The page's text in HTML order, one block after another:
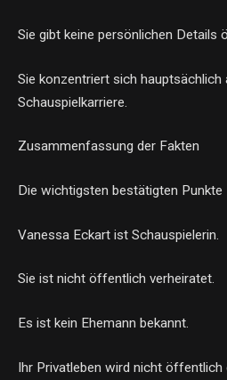
Sie gibt keine persönlichen Details
Sie konzentriert sich hauptsächlich
Schauspielkarriere.
Zusammenfassung der Fakten
Die wichtigsten bestätigten Punkte
Vanessa Eckart ist Schauspielerin.
Sie ist nicht öffentlich verheiratet.
Es ist kein Ehemann bekannt.
Ihr Privatleben wird nicht öffentlich